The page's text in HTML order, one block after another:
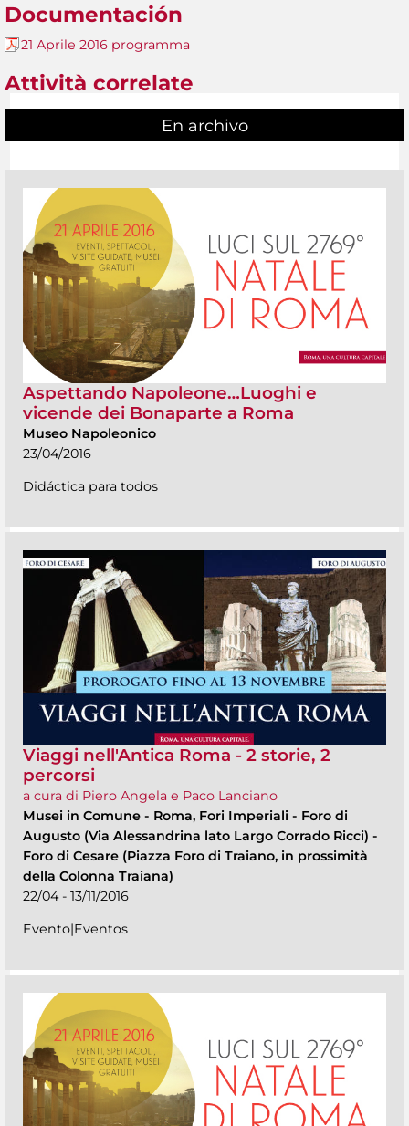
Documentación
21 Aprile 2016 programma
Attività correlate
En archivo
Aspettando Napoleone…Luoghi e
vicende dei Bonaparte a Roma
Museo Napoleonico
23/04/2016
Didáctica para todos
Viaggi nell'Antica Roma - 2 storie, 2
percorsi
a cura di Piero Angela e Paco Lanciano
Musei in Comune - Roma, Fori Imperiali - Foro di
Augusto (Via Alessandrina lato Largo Corrado Ricci) -
Foro di Cesare (Piazza Foro di Traiano, in prossimità
della Colonna Traiana)
22/04 - 13/11/2016
Evento|Eventos